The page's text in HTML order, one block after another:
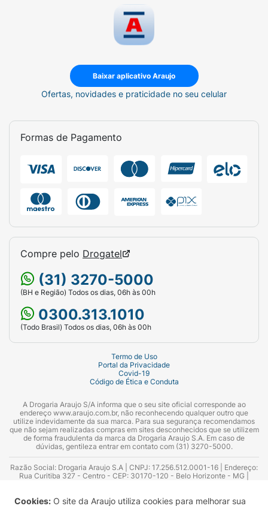
Cookies: O site da Araujo utiliza cookies para melhorar sua
Baixar aplicativo Araujo
Ofertas, novidades e praticidade no seu celular
Formas de Pagamento
Compre pelo Drogatel
(31) 3270-5000
(BH e Região) Todos os dias, 06h às 00h
0300.313.1010
(Todo Brasil) Todos os dias, 06h às 00h
Termo de Uso
Portal da Privacidade
Covid-19
Código de Ética e Conduta
A Drogaria Araujo S/A informa que o seu site oficial corresponde ao
endereço www.araujo.com.br, não reconhecendo qualquer outro que
utilize indevidamente da sua marca. Para sua segurança recomendamos
que não sejam realizadas compras em sites desconhecidos que se utilizem
de forma fraudulenta da marca da Drogaria Araujo S.A. Em caso de
dúvidas, gentileza entrar em contato com (31) 3270-5000.
Razão Social: Drogaria Araujo S.A | CNPJ: 17.256.512.0001-16 | Endereço:
Rua Curitiba 327 - Centro - CEP: 30170-120 - Belo Horizonte - MG |
Azevedo Guimarães – CRF 10.965 | Yasmin Silva Alvarenga – CRF 52.584 -